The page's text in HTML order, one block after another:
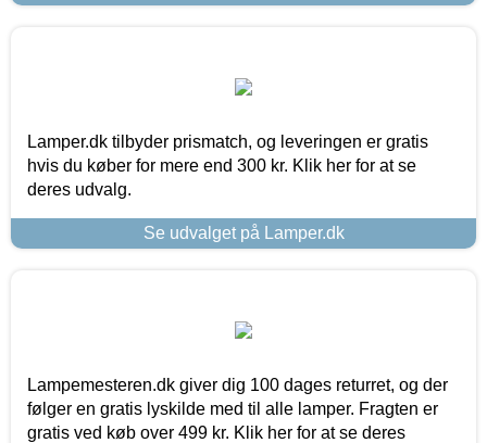
Lamper.dk tilbyder prismatch, og leveringen er gratis
hvis du køber for mere end 300 kr. Klik her for at se
deres udvalg.
Se udvalget på Lamper.dk
Lampemesteren.dk giver dig 100 dages returret, og der
følger en gratis lyskilde med til alle lamper. Fragten er
gratis ved køb over 499 kr. Klik her for at se deres